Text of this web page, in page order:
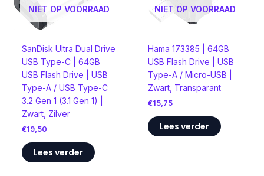
NIET OP VOORRAAD
SanDisk Ultra Dual Drive
USB Type-C | 64GB
USB Flash Drive | USB
Type-A / USB Type-C
3.2 Gen 1 (3.1 Gen 1) |
Zwart, Zilver
€19,50
Lees verder
NIET OP VOORRAAD
Hama 173385 | 64GB
USB Flash Drive | USB
Type-A / Micro-USB |
Zwart, Transparant
€15,75
Lees verder